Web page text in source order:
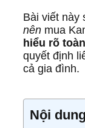
Bài viết này
nênmua
hiểu rõ
quyết định
cả gia đình.
Nội dung